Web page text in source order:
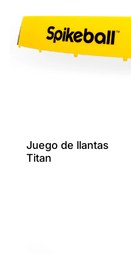
Juego de llantas
Titan